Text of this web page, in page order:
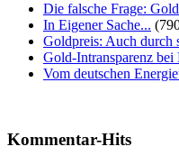
Die falsche Frage:
In Eigener Sache...
Goldpreis: Auch durch
Gold-Intransparenz bei
Vom deutschen
Kommentar-Hits